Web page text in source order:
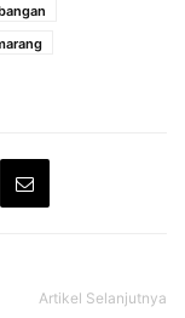
Artikel Selanjutnya